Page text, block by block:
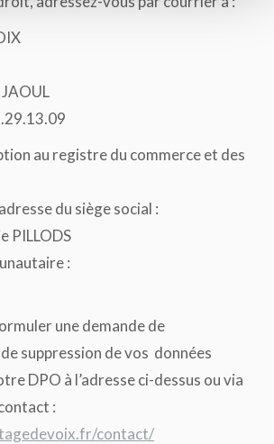
au registre du commerce et des
du siège social :
PILLODS
:
une demande de
suppression de vos données
DPO à l’adresse ci-dessus ou via
:
contact/